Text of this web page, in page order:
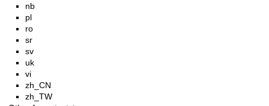
nb
pl
ro
sr
sv
uk
vi
zh_CN
zh_TW